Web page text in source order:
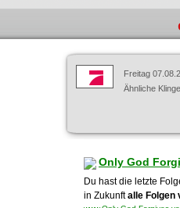
Freitag
Ähnliche
Only God
Du hast die letzte
in Zukunftalle Folgen